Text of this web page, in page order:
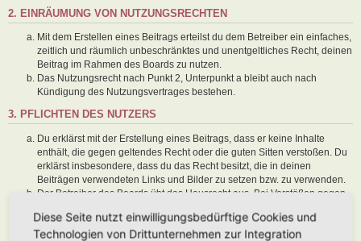
2. EINRÄUMUNG VON NUTZUNGSRECHTEN
Mit dem Erstellen eines Beitrags erteilst du dem Betreiber ein einfaches,
zeitlich und räumlich unbeschränktes und unentgeltliches Recht, deinen
Beitrag im Rahmen des Boards zu nutzen.
Das Nutzungsrecht nach Punkt 2, Unterpunkt a bleibt auch nach
Kündigung des Nutzungsvertrages bestehen.
3. PFLICHTEN DES NUTZERS
Du erklärst mit der Erstellung eines Beitrags, dass er keine Inhalte
enthält, die gegen geltendes Recht oder die guten Sitten verstoßen. Du
erklärst insbesondere, dass du das Recht besitzt, die in deinen
Beiträgen verwendeten Links und Bilder zu setzen bzw. zu verwenden.
Der Betreiber des Boards übt das Hausrecht aus. Bei Verstößen gegen
Regeln kann der Betreiber dich nach Abmahnung zeitweise oder
dauerhaft von der Nutzung dieses Boards ausschließen und dir ein
Diese Seite nutzt einwilligungsbedürftige Cookies und
Technologien von Drittunternehmen zur Integration